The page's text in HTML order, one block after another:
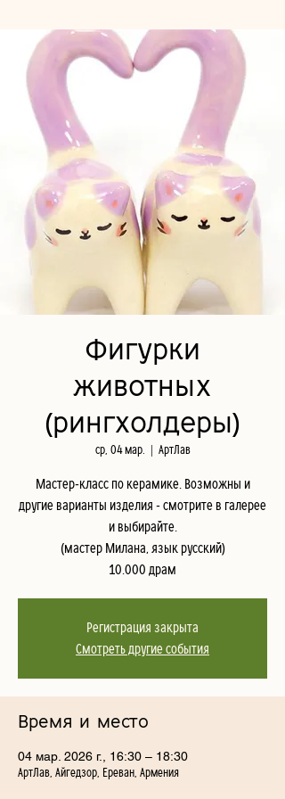
Фигурки
животных
(рингхолдеры)
ср, 04 мар. АртЛав
Мастер-класс по керамике. Возможны и
другие варианты изделия - смотрите в галерее
и выбирайте.
(мастер Милана, язык русский)
10.000 драм
Регистрация закрыта
Смотреть другие события
Время и место
04 мар. 2026 г., 16:30 – 18:30
АртЛав, Айгедзор, Ереван, Армения